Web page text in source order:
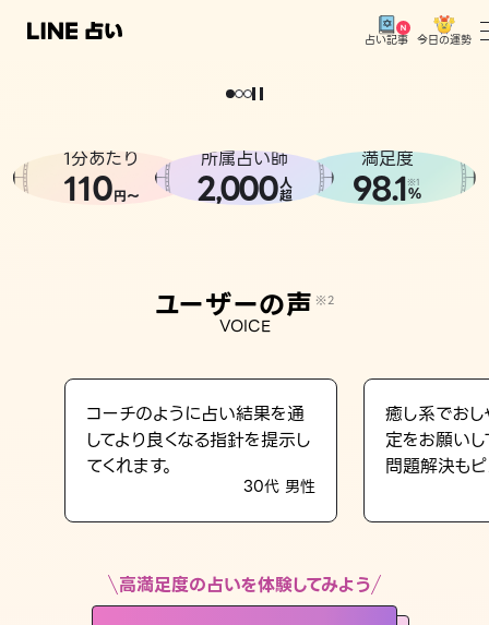
占い記事 今日の運勢
相談事例
LINE占いを開く
※LINEアプリ内のサービスページへ遷移します
どうせなら
。
1分あたり
110円〜
所属占い師
2,000人
超
満足度
98.1※1
%
ユーザーの声 ※2
VOICE
コーチのように占い結果を通
してより良くなる指針を提示し
てくれます。
30代 男性
癒し系でおし
定をお願い
問題解決もピ
高満足度の占いを体験してみよう